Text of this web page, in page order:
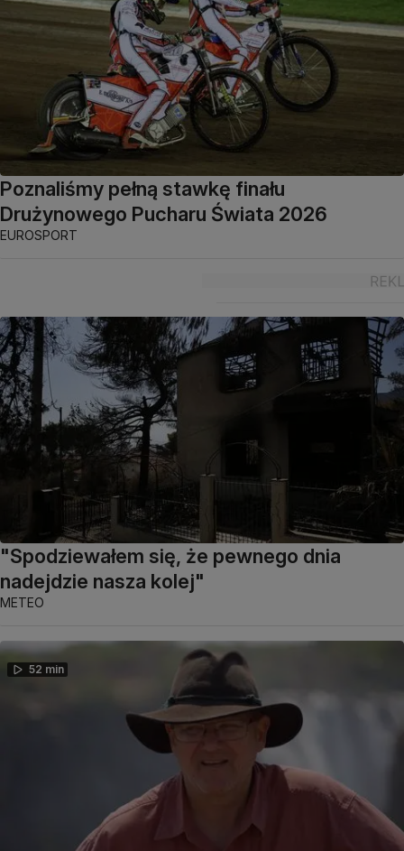
Poznaliśmy pełną stawkę finału
Drużynowego Pucharu Świata 2026
EUROSPORT
"Spodziewałem się, że pewnego dnia
nadejdzie nasza kolej"
METEO
52 min